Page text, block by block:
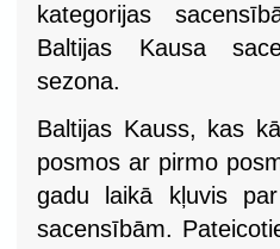
kategorijas
Baltijas Kausa
sezona.
Baltijas Kauss, kas
posmos ar pirmo
gadu laikā kļuvis
sacensībām.